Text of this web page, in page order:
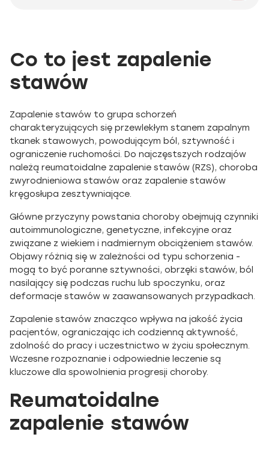
Co to jest zapalenie
stawów
Zapalenie stawów to grupa schorzeń
charakteryzujących się przewlekłym stanem zapalnym
tkanek stawowych, powodującym ból, sztywność i
ograniczenie ruchomości. Do najczęstszych rodzajów
należą reumatoidalne zapalenie stawów (RZS), choroba
zwyrodnieniowa stawów oraz zapalenie stawów
kręgosłupa zesztywniające.
Główne przyczyny powstania choroby obejmują czynniki
autoimmunologiczne, genetyczne, infekcyjne oraz
związane z wiekiem i nadmiernym obciążeniem stawów.
Objawy różnią się w zależności od typu schorzenia -
mogą to być poranne sztywności, obrzęki stawów, ból
nasilający się podczas ruchu lub spoczynku, oraz
deformacje stawów w zaawansowanych przypadkach.
Zapalenie stawów znacząco wpływa na jakość życia
pacjentów, ograniczając ich codzienną aktywność,
zdolność do pracy i uczestnictwo w życiu społecznym.
Wczesne rozpoznanie i odpowiednie leczenie są
kluczowe dla spowolnienia progresji choroby.
Reumatoidalne
zapalenie stawów